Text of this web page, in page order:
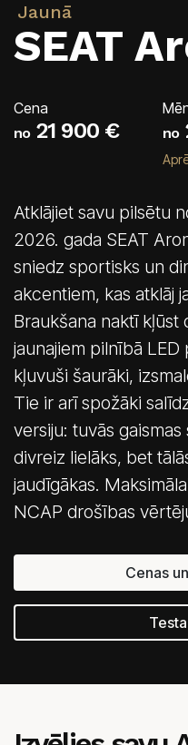
Saloni
Kārļa Ulmaņa gatvē 96
CUPRA, SEAT, MG un
Jaunā
SEAT
Cena
no21 900 € no
Atklājiet savu pilsētu
2026. gada SEAT
sniedz sportisks un
akcentiem, kas atklāj
Braukšana naktī kļūst
jaunajiem pilnībā
kļuvuši šaurāki,
Tie ir arī spožāki
versiju: tuvās
divreiz lielāks, bet
jaudīgākas.
NCAP drošības
Cenas